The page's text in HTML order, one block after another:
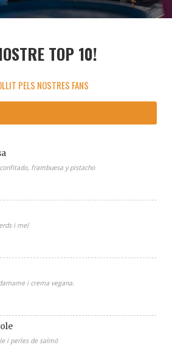
TOP 10!
PELS NOSTRES FANS
frambuesa y pistacho
i mel
i crema vegana.
i perles de salmó